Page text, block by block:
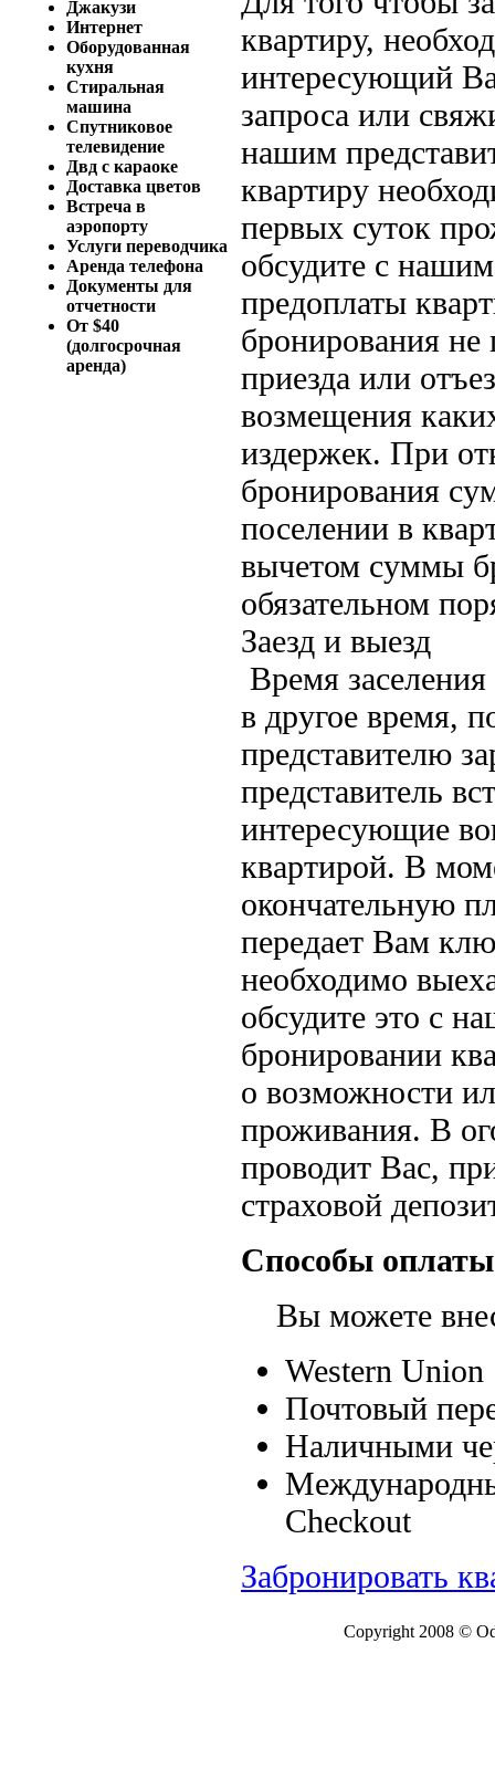
Джакузи
Интернет
Оборудованная
кухня
Стиральная
машина
Спутниковое
телевидение
Двд с караоке
Доставка цветов
Встреча в
аэропорту
Услуги переводчика
Аренда телефона
Документы для
отчетности
От $40
(долгосрочная
аренда)
квартиру,
интересующий
запроса или
нашим
квартиру
первых суток
обсудите с
предоплаты
бронирования не
приезда или
возмещения
издержек. При
бронирования
поселении в
вычетом суммы
обязательном
Заезд и выезд
Время
в другое время,
представителю
представитель
интересующие
квартирой. В
окончательную
передает Вам
необходимо
обсудите это с
бронировании
о возможности
проживания. В
проводит Вас,
страховой
Способы оплаты
Вы можете
Western Union
Почтовый
Наличными
Checkout
Забронировать
Copyright 2008 ©